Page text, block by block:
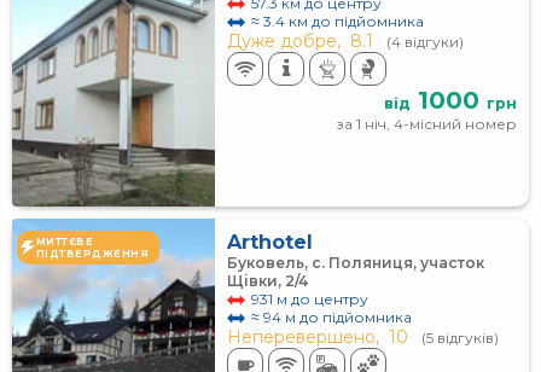
≈ 3.4 км до підйомника
Дуже добре, 8.1 (4 відгуки)
від 1000 грн
за 1 ніч, 4-місний номер
МИТТЄВЕ
ПІДТВЕРДЖЕННЯ
Arthotel
Буковель, с. Поляниця, участок
Щівки, 2/4
931 м до центру
≈ 94 м до підйомника
Неперевершено, 10 (5 відгуків)